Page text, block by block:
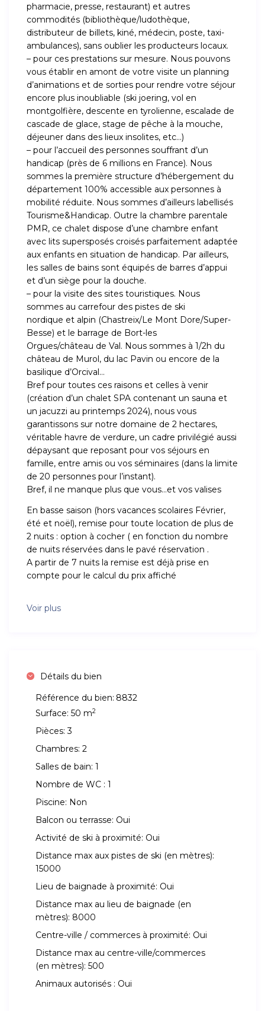
pharmacie, presse, restaurant) et autres
commodités (bibliothèque/ludothèque,
distributeur de billets, kiné, médecin, poste, taxi-
ambulances), sans oublier les producteurs locaux.
– pour ces prestations sur mesure. Nous pouvons
vous établir en amont de votre visite un planning
d’animations et de sorties pour rendre votre séjour
encore plus inoubliable (ski joering, vol en
montgolfière, descente en tyrolienne, escalade de
cascade de glace, stage de pêche à la mouche,
déjeuner dans des lieux insolites, etc…)
– pour l’accueil des personnes souffrant d’un
handicap (près de 6 millions en France). Nous
sommes la première structure d’hébergement du
département 100% accessible aux personnes à
mobilité réduite. Nous sommes d’ailleurs labellisés
Tourisme&Handicap. Outre la chambre parentale
PMR, ce chalet dispose d’une chambre enfant
avec lits supersposés croisés parfaitement adaptée
aux enfants en situation de handicap. Par ailleurs,
les salles de bains sont équipés de barres d’appui
et d’un siège pour la douche.
– pour la visite des sites touristiques. Nous
sommes au carrefour des pistes de ski
nordique et alpin (Chastreix/Le Mont Dore/Super-
Besse) et le barrage de Bort-les
Orgues/château de Val. Nous sommes à 1/2h du
château de Murol, du lac Pavin ou encore de la
basilique d’Orcival…
Bref pour toutes ces raisons et celles à venir
(création d’un chalet SPA contenant un sauna et
un jacuzzi au printemps 2024), nous vous
garantissons sur notre domaine de 2 hectares,
véritable havre de verdure, un cadre privilégié aussi
dépaysant que reposant pour vos séjours en
famille, entre amis ou vos séminaires (dans la limite
de 20 personnes pour l’instant).
Bref, il ne manque plus que vous…et vos valises
En basse saison (hors vacances scolaires Février,
été et noël), remise pour toute location de plus de
2 nuits : option à cocher ( en fonction du nombre
de nuits réservées dans le pavé réservation .
A partir de 7 nuits la remise est déjà prise en
compte pour le calcul du prix affiché
Voir plus
Détails du bien
Référence du bien: 8832
Surface: 50 m2
Pièces: 3
Chambres: 2
Salles de bain: 1
Nombre de WC : 1
Piscine: Non
Balcon ou terrasse: Oui
Activité de ski à proximité: Oui
Distance max aux pistes de ski (en mètres):
15000
Lieu de baignade à proximité: Oui
Distance max au lieu de baignade (en
mètres): 8000
Centre-ville / commerces à proximité: Oui
Distance max au centre-ville/commerces
(en mètres): 500
Animaux autorisés : Oui